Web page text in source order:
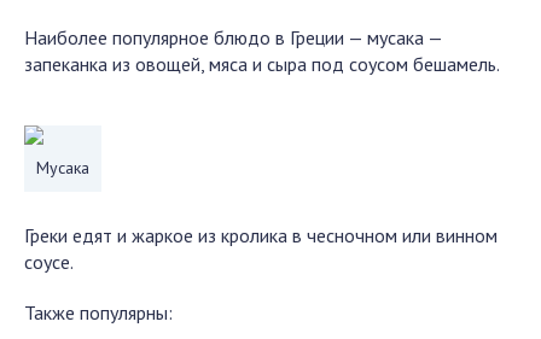
Наиболее популярное блюдо в Греции — мусака —
запеканка из овощей, мяса и сыра под соусом бешамель.
Мусака
Греки едят и жаркое из кролика в чесночном или винном
соусе.
Также популярны: